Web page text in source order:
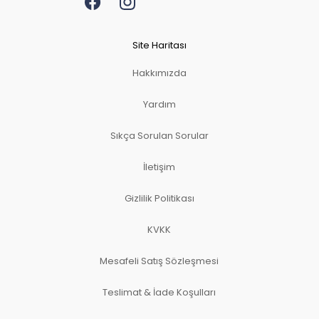
Site Haritası
Hakkımızda
Yardım
Sıkça Sorulan Sorular
İletişim
Gizlilik Politikası
KVKK
Mesafeli Satış Sözleşmesi
Teslimat & İade Koşulları